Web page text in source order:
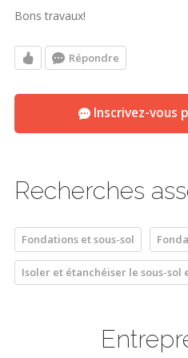
Bons travaux!
Répondre
Inscrivez-vous
Recherches
Fondations et sous-sol
Isoler et étanchéiser le sous-sol